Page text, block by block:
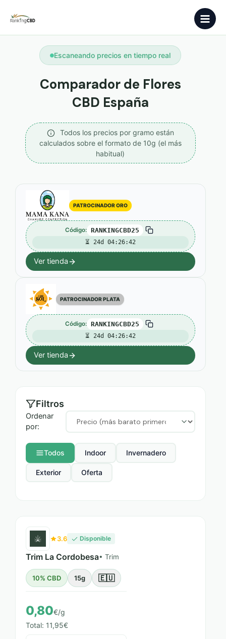
contenido
Main
Escaneando precios en tiempo real
Comparador de Flores
CBD España
Todos los precios por gramo están
calculados sobre el formato de 10g (el más
habitual)
PATROCINADOR ORO
Código: RANKINGCBD25
⏳ 24d 04:26:41
Ver tienda
PATROCINADOR PLATA
Código: RANKINGCBD25
⏳ 24d 04:26:41
Ver tienda
Filtros
Ordenar
por:
Todos Indoor Invernadero
Exterior Oferta
3.6 Disponible
Trim La Cordobesa• Trim
10% CBD 15g 🇪🇺
0,80€/g
Total: 11,95€